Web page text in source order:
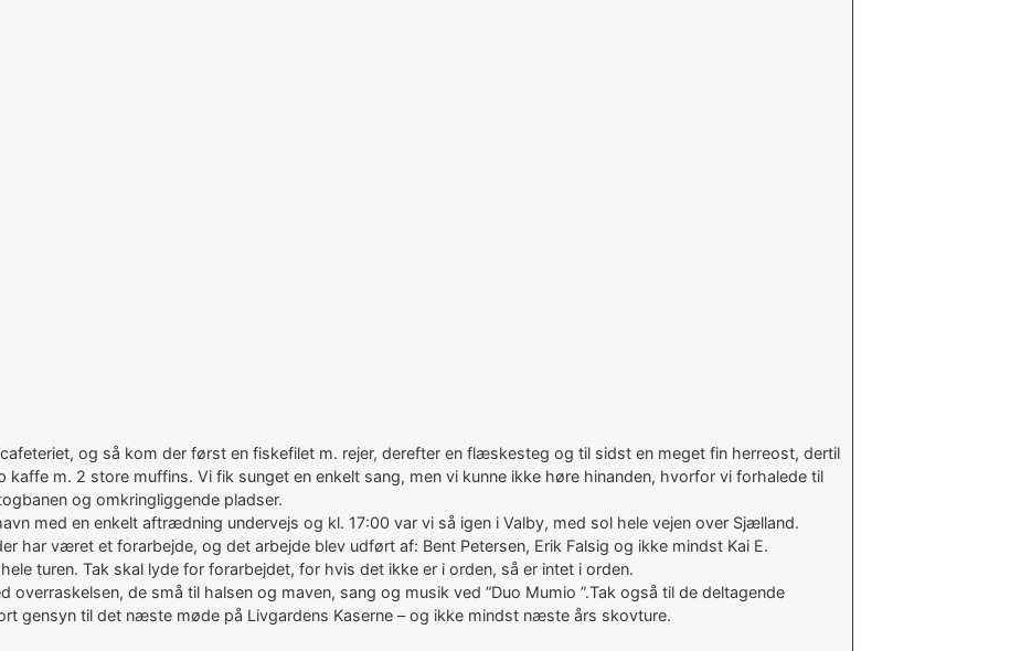
og så kom der først en fiskefilet m. rejer, derefter en flæskesteg og til sidst en meget fin herreost, dertil
kaffe m. 2 store muffins. Vi fik sunget en enkelt sang, men vi kunne ikke høre hinanden, hvorfor vi forhalede til
og omkringliggende pladser.
med en enkelt aftrædning undervejs og kl. 17:00 var vi så igen i Valby, med sol hele vejen over Sjælland.
har været et forarbejde, og det arbejde blev udført af: Bent Petersen, Erik Falsig og ikke mindst Kai E.
turen. Tak skal lyde for forarbejdet, for hvis det ikke er i orden, så er intet i orden.
de små til halsen og maven, sang og musik ved ”Duo Mumio ”.Tak også til de deltagende
gensyn til det næste møde på Livgardens Kaserne – og ikke mindst næste års skovture.